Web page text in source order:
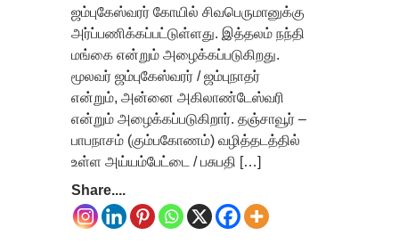
ஜம்புகேஸ்வரர் கோயில் சிவபெருமானுக்கு
அர்ப்பணிக்கப்பட்டுள்ளது. இத்தலம் நந்தி
மங்கை என்றும் அழைக்கப்படுகிறது.
மூலவர் ஜம்புகேஸ்வரர் / ஜம்புநாதர்
என்றும், அன்னை அகிலாண்டேஸ்வரி
என்றும் அழைக்கப்படுகிறார். தஞ்சாவூர் –
பாபநாசம் (கும்பகோணம்) வழித்தடத்தில்
உள்ள அய்யம்பேட்டை / பசுபதி […]
Share....